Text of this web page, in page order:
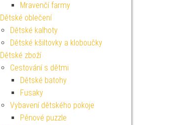
Mravenčí farmy
Dětské oblečení
Dětské kalhoty
Dětské kšiltovky a kloboučky
Dětské zboží
Cestování s dětmi
Dětské batohy
Fusaky
Vybavení dětského pokoje
Pěnové puzzle